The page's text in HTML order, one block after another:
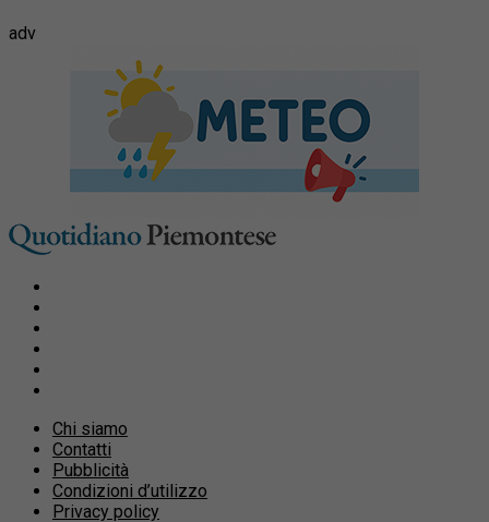
adv
Chi siamo
Contatti
Pubblicità
Condizioni d’utilizzo
Privacy policy